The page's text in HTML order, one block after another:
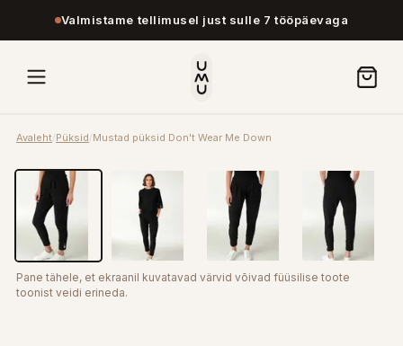
Valmistame tellimusel just sulle 7 tööpäevaga
Avaleht/Püksid/Mustad püksid Don't Wear Me Down
Pane tähele, et ekraanil kuvatavad värvid võivad füüsilise toote
toonist veidi erineda.